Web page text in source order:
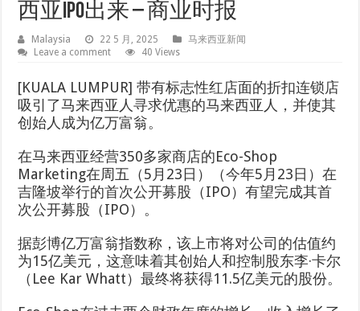
西亚IPO出来 – 商业时报
Malaysia 22 5 月, 2025
马来西亚新闻
Leave a comment
40 Views
[KUALA LUMPUR] 带有标志性红店面的折扣连锁店
吸引了马来西亚人寻求优惠的马来西亚人，并使其
创始人成为亿万富翁。
在马来西亚经营350多家商店的Eco-Shop
Marketing在周五（5月23日）（今年5月23日）在
吉隆坡举行的首次公开募股（IPO）有望完成其首
次公开募股（IPO）。
据彭博亿万富翁指数称，该上市将对公司的估值约
为15亿美元，这意味着其创始人和控制股东李·卡尔
（Lee Kar Whatt）最终将获得11.5亿美元的股份。